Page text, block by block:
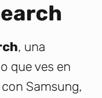
, una
que ves en
Samsung,